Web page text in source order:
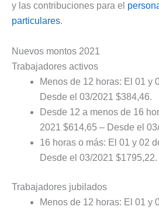
y las contribuciones para el
particulares.
Nuevos montos 2021
Trabajadores activos
Menos de 12 horas: El 01 y
Desde el 03/2021 $384,46.
Desde 12 a menos de 16
2021 $614,65 – Desde el
16 horas o más: El 01 y 02
Desde el 03/2021 $1795,22.
Trabajadores jubilados
Menos de 12 horas: El 01 y